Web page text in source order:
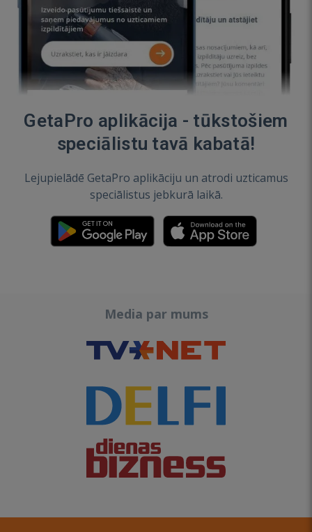
GetaPro aplikācija - tūkstošiem
speciālistu tavā kabatā!
Lejupielādē GetaPro aplikāciju un atrodi uzticamus
speciālistus jebkurā laikā.
Media par mums